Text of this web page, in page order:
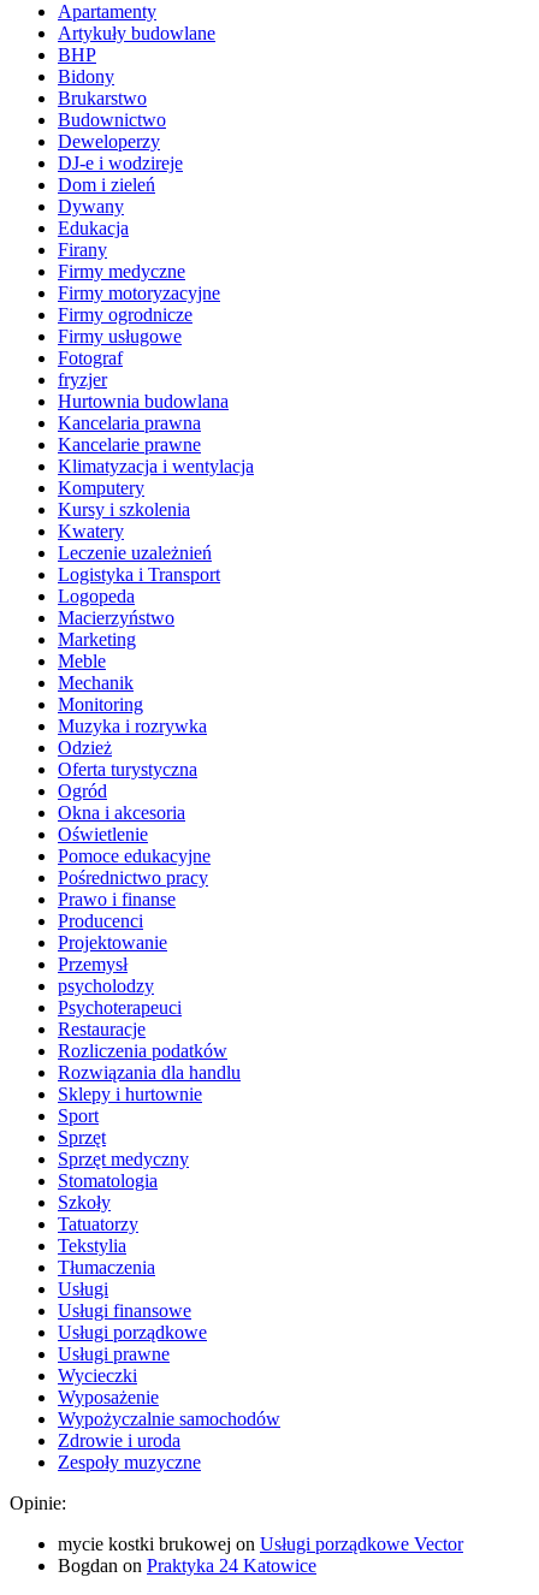
Apartamenty
Artykuły budowlane
BHP
Bidony
Brukarstwo
Budownictwo
Deweloperzy
DJ-e i wodzireje
Dom i zieleń
Dywany
Edukacja
Firany
Firmy medyczne
Firmy motoryzacyjne
Firmy ogrodnicze
Firmy usługowe
Fotograf
fryzjer
Hurtownia budowlana
Kancelaria prawna
Kancelarie prawne
Klimatyzacja i wentylacja
Komputery
Kursy i szkolenia
Kwatery
Leczenie uzależnień
Logistyka i Transport
Logopeda
Macierzyństwo
Marketing
Meble
Mechanik
Monitoring
Muzyka i rozrywka
Odzież
Oferta turystyczna
Ogród
Okna i akcesoria
Oświetlenie
Pomoce edukacyjne
Pośrednictwo pracy
Prawo i finanse
Producenci
Projektowanie
Przemysł
psycholodzy
Psychoterapeuci
Restauracje
Rozliczenia podatków
Rozwiązania dla handlu
Sklepy i hurtownie
Sport
Sprzęt
Sprzęt medyczny
Stomatologia
Szkoły
Tatuatorzy
Tekstylia
Tłumaczenia
Usługi
Usługi finansowe
Usługi porządkowe
Usługi prawne
Wycieczki
Wyposażenie
Wypożyczalnie samochodów
Zdrowie i uroda
Zespoły muzyczne
Opinie:
mycie kostki brukowej on Usługi porządkowe Vector
Bogdan on Praktyka 24 Katowice